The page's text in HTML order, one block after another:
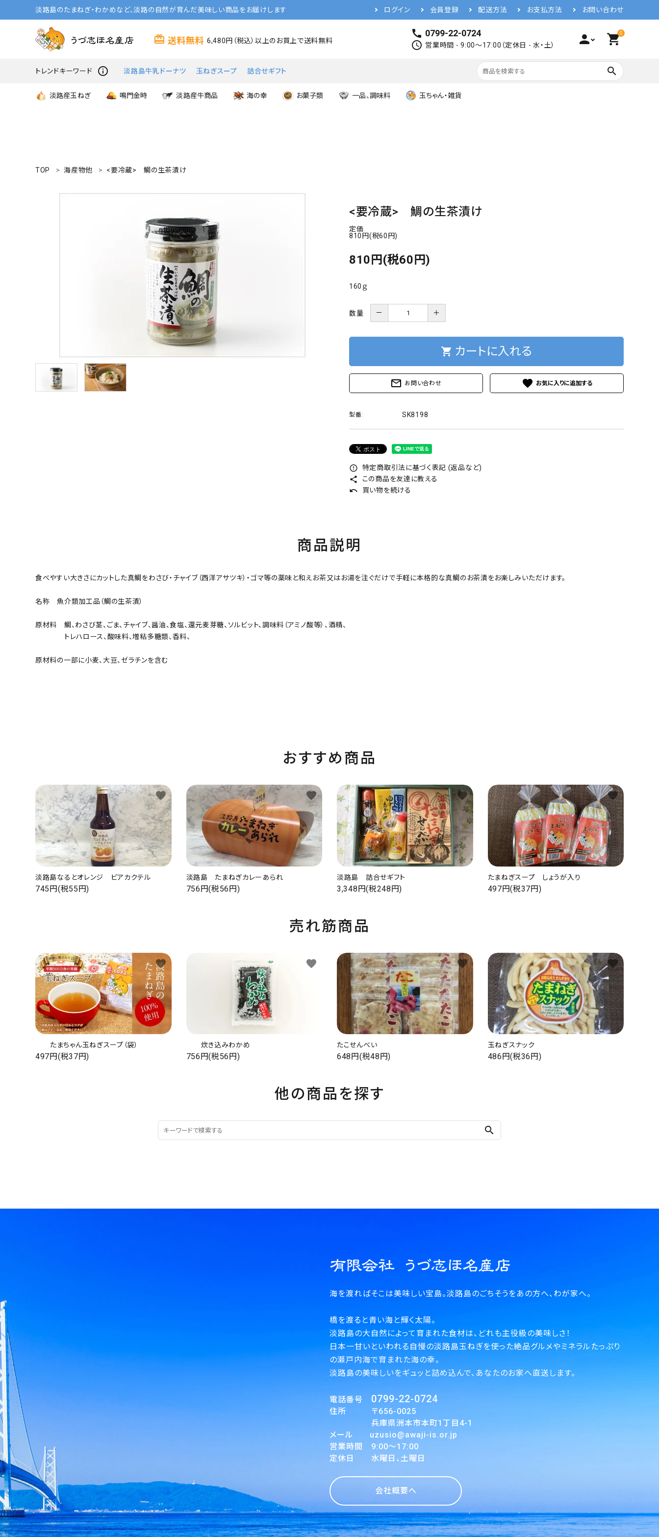
淡路島のたまねぎ・わかめなど、淡路の自然が育んだ美味しい商品をお届けします ログイン 会員登録 配送方法 お支払方法 お問い合わせ
card_giftcard 送料無料 6,480円（税込）以上のお買上で送料無料
call 0799-22-0724
schedule 営業時間 - 9:00～17:00（定休日 - 水・土） person 0
shopping_cart
トレンドキーワード info_outline 淡路島牛乳ドーナツ 玉ねぎスープ 詰合せギフト search
淡路産玉ねぎ 鳴門金時 淡路産牛商品 海の幸 お菓子類 一品、調味料 玉ちゃん・雑貨
search
玉ちゃん・雑貨
ACCOUNT MENU
TOP 海産物他 <要冷蔵> 鯛の生茶漬け
<要冷蔵> 鯛の生茶漬け
定価
810円(税60円)
810円(税60円)
160ｇ
数量 － ＋
shopping_cart カートに入れる
mail_outline お問い合わせ favorite
型番: SK8198
error_outline 特定商取引法に基づく表記 (返品など)
share この商品を友達に教える
undo 買い物を続ける
商品説明
食べやすい大きさにカットした真鯛をわさび・チャイブ（西洋アサツキ）・ゴマ等の薬味と和えお茶又はお湯を注ぐだけで手軽に本格的な真鯛のお茶漬をお楽しみいただけます。
名称 魚介類加工品（鯛の生茶漬）
原材料 鯛、わさび茎、ごま、チャイブ、醤油、食塩、還元麦芽糖、ソルビット、調味料（アミノ酸等）、酒精、
トレハロース、酸味料、増粘多糖類、香料、
原材料の一部に小麦、大豆、ゼラチンを含む
おすすめ商品
淡路島なるとオレンジ ビアカクテル
745円(税55円)
favorite
淡路島 たまねぎカレーあられ
756円(税56円)
favorite
淡路島 詰合せギフト
3,348円(税248円)
favorite
たまねぎスープ しょうが入り
497円(税37円)
favorite
売れ筋商品
たまちゃん玉ねぎスープ（袋）
497円(税37円)
favorite
炊き込みわかめ
756円(税56円)
favorite
たこせんべい
648円(税48円)
favorite
玉ねぎスナック
486円(税36円)
favorite
他の商品を探す
search
海を渡ればそこは美味しい宝島。淡路島のごちそうをあの方へ、わが家へ。
橋を渡ると青い海と輝く太陽。
淡路島の大自然によって育まれた食材は、どれも主役級の美味しさ！
日本一甘いといわれる自慢の淡路島玉ねぎを使った絶品グルメやミネラルたっぷり
の瀬戸内海で育まれた海の幸。
淡路島の美味しいをギュッと詰め込んで、あなたのお家へ直送します。
電話番号 0799-22-0724
住所 〒656-0025
兵庫県洲本市本町1丁目4-1
メール uzusio@awaji-is.or.jp
営業時間 9:00～17:00
定休日 水曜日、土曜日
会社概要へ